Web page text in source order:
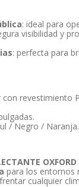
: ideal para
visibilidad y
: perfecta para
con revestimiento
/ Negro / Naranja.
para los entornos
cualquier